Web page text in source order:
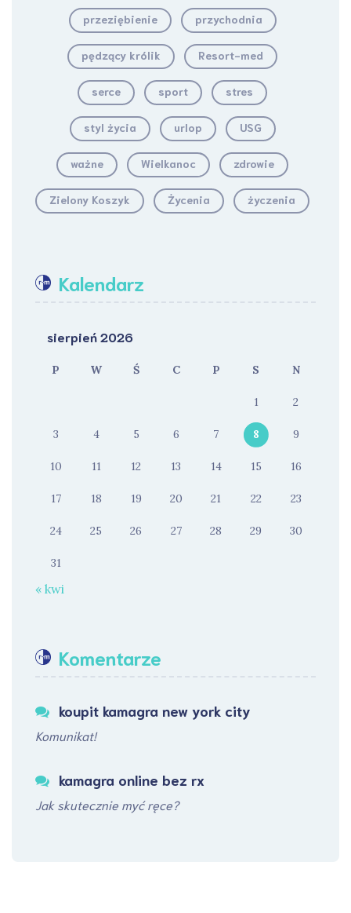
przeziębienie przychodnia
pędzący królik Resort-med
serce sport stres
styl życia urlop USG
ważne Wielkanoc zdrowie
Zielony Koszyk Życenia życzenia
Kalendarz
sierpień 2026
P W Ś C P S N
1 2
3 4 5 6 7 8 9
10 11 12 13 14 15 16
17 18 19 20 21 22 23
24 25 26 27 28 29 30
31
« kwi
Komentarze
koupit kamagra new york city
Komunikat!
kamagra online bez rx
Jak skutecznie myć ręce?